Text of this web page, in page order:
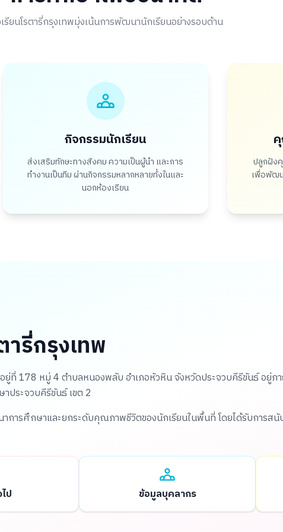
เรียนโรตารี่กรุงเทพมุ่งเน้นการพัฒนานักเรียนอย่างรอบด้าน
กิจกรรมนักเรียน
ส่งเสริมทักษะทางสังคม ความเป็นผู้นำ และการ
ทำงานเป็นทีม ผ่านกิจกรรมหลากหลายทั้งในและ
นอกห้องเรียน
ปลูกฝัง
เพื่อพัฒ
ารี่กรุงเทพ
อยู่ที่ 178 หมู่ 4 ตำบลหนองพลับ อำเภอหัวหิน จังหวัดประจวบคีรีขันธ์ อยู่ภ
ระจวบคีรีขันธ์ เขต 2
าการศึกษาและยกระดับคุณภาพชีวิตของนักเรียนในพื้นที่ โดยได้รับการสนั
ป ข้อมูลบุคลากร